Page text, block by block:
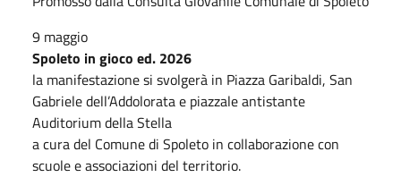
9 maggio
Spoleto in gioco ed. 2026
la manifestazione si svolgerà in Piazza Garibaldi, San
Gabriele dell’Addolorata e piazzale antistante
Auditorium della Stella
a cura del Comune di Spoleto in collaborazione con
scuole e associazioni del territorio.